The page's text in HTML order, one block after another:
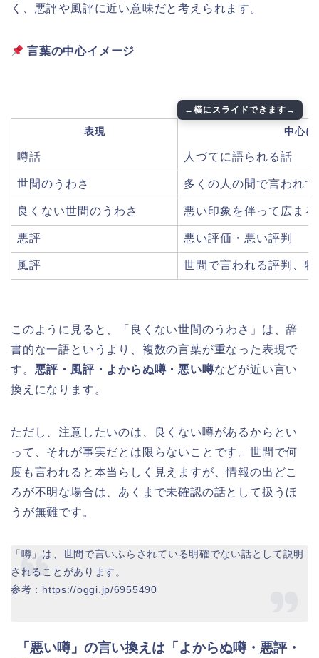
く、悪評や風評に近い意味だと考えられます。
言葉の中心イメージ
表現 中心に
噂話 人づてに語られる話
世間のうわさ 多くの人の間で言われ
良くない世間のうわさ 悪い印象を伴って広ま
悪評 悪い評価・悪い評判
風評 世間で言われる評判、
このように見ると、「良くない世間のうわさ」は、辞
書的な一語というより、複数の言葉が重なった表現で
す。 悪評・風評・よからぬ噂・悪い噂などが近い言い
換えになります。
ただし、注意したいのは、良くない噂があるからとい
って、それが事実だとは限らないことです。世間で何
度も言われると本当らしく見えますが、情報の出どこ
ろが不明な場合は、あくまで未確認の話として扱うほ
うが無難です。
「噂」は、世間で言いふらされている明確でない話として説明
されることがあります。
参考：https://oggi.jp/6955490
「悪い噂」の言い換えは「よからぬ噂・悪評・